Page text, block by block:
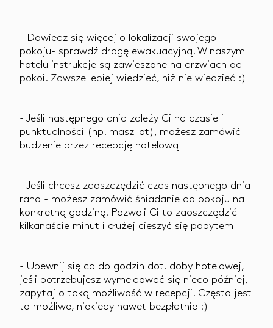
- Dowiedz się więcej o lokalizacji swojego
pokoju- sprawdź drogę ewakuacyjną. W naszym
hotelu instrukcje są zawieszone na drzwiach od
pokoi. Zawsze lepiej wiedzieć, niż nie wiedzieć :)
- Jeśli następnego dnia zależy Ci na czasie i
punktualności (np. masz lot), możesz zamówić
budzenie przez recepcję hotelową
- Jeśli chcesz zaoszczędzić czas następnego dnia
rano - możesz zamówić śniadanie do pokoju na
konkretną godzinę. Pozwoli Ci to zaoszczędzić
kilkanaście minut i dłużej cieszyć się pobytem
- Upewnij się co do godzin dot. doby hotelowej,
jeśli potrzebujesz wymeldować się nieco później,
zapytaj o taką możliwość w recepcji. Często jest
to możliwe, niekiedy nawet bezpłatnie :)